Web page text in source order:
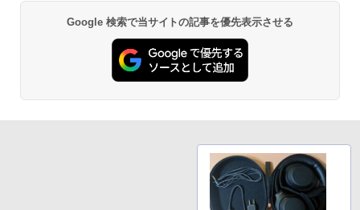
Google 検索で当サイトの記事を優先表示させる